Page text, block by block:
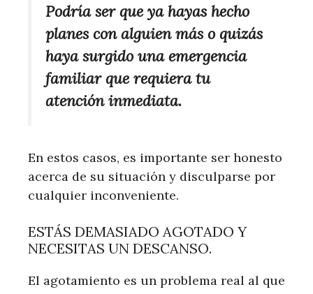
Podría ser que ya hayas hecho
planes con alguien más o quizás
haya surgido una emergencia
familiar que requiera tu
atención inmediata.
En estos casos, es importante ser honesto
acerca de su situación y disculparse por
cualquier inconveniente.
ESTÁS DEMASIADO AGOTADO Y
NECESITAS UN DESCANSO.
El agotamiento es un problema real al que